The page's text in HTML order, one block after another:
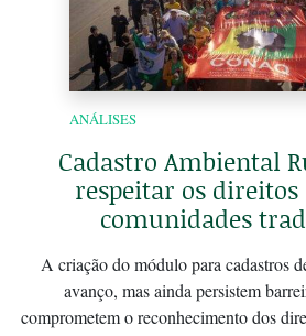
ANÁLISES
Cadastro Ambiental
respeitar os direitos
comunidades
A criação do módulo para cadastros
avanço, mas ainda persistem
comprometem o reconhecimento dos